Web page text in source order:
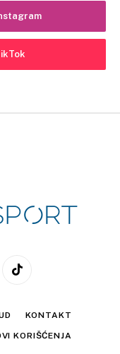
TikTok
KONTAKT
KORIŠĆENJA